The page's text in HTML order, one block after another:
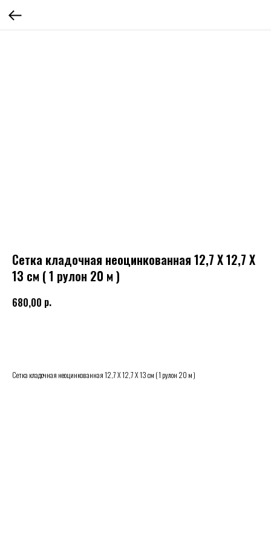
Сетка кладочная неоцинкованная 12,7 Х 12,7 Х
13 см ( 1 рулон 20 м )
680,00 р.
Сетка кладочная неоцинкованная 12,7 Х 12,7 Х 13 см ( 1 рулон 20 м )